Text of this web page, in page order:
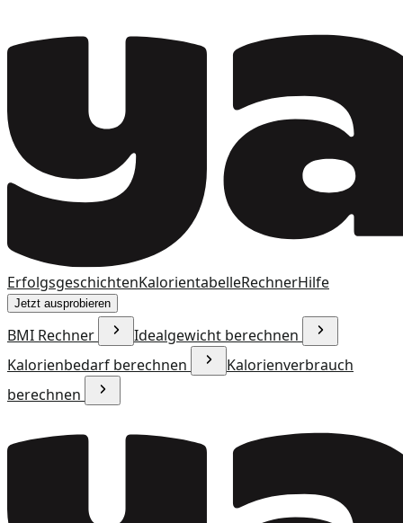
ErfolgsgeschichtenKalorientabelleRechnerHilfe
Jetzt ausprobieren
BMI Rechner
Idealgewicht berechnen
Kalorienbedarf berechnen
Kalorienverbrauch
berechnen